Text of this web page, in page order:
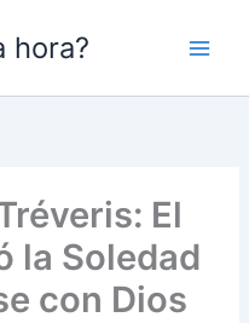
hora?
El
la Soledad
con Dios